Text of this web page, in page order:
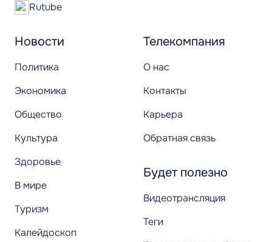
Новости
Политика
Экономика
Общество
Культура
Здоровье
В мире
Туризм
Калейдоскоп
Телекомпания
О нас
Контакты
Карьера
Обратная связь
Будет полезно
Видеотрансляция
Теги
Rutube